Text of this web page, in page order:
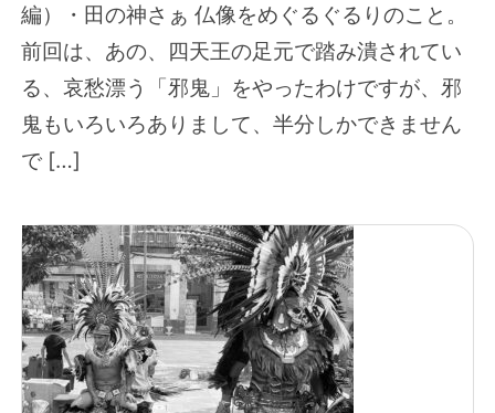
編）・田の神さぁ 仏像をめぐるぐるりのこと。
前回は、あの、四天王の足元で踏み潰されてい
る、哀愁漂う「邪鬼」をやったわけですが、邪
鬼もいろいろありまして、半分しかできません
で […]